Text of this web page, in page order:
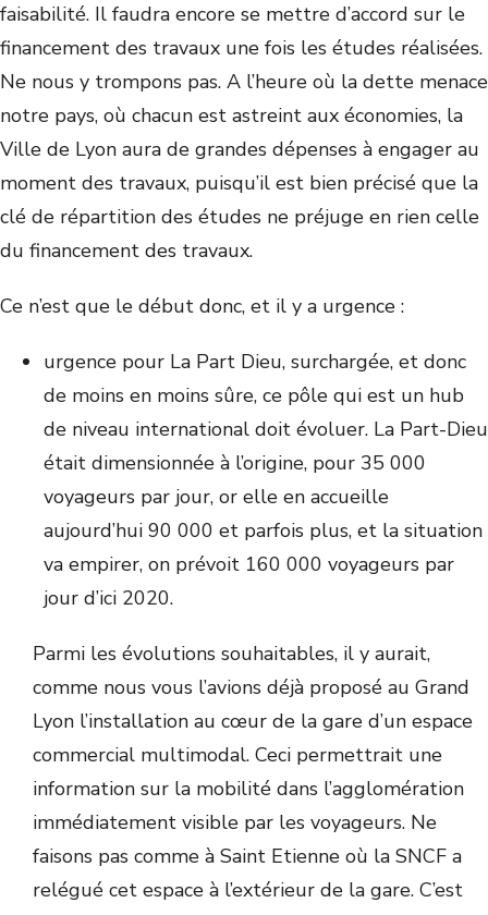
faisabilité. Il faudra encore se mettre d’accord sur le
financement des travaux une fois les études réalisées.
Ne nous y trompons pas. A l’heure où la dette menace
notre pays, où chacun est astreint aux économies, la
Ville de Lyon aura de grandes dépenses à engager au
moment des travaux, puisqu’il est bien précisé que la
clé de répartition des études ne préjuge en rien celle
du financement des travaux.
Ce n’est que le début donc, et il y a urgence :
urgence pour La Part Dieu, surchargée, et donc
de moins en moins sûre, ce pôle qui est un hub
de niveau international doit évoluer. La Part-Dieu
était dimensionnée à l’origine, pour 35 000
voyageurs par jour, or elle en accueille
aujourd’hui 90 000 et parfois plus, et la situation
va empirer, on prévoit 160 000 voyageurs par
jour d’ici 2020.
Parmi les évolutions souhaitables, il y aurait,
comme nous vous l’avions déjà proposé au Grand
Lyon l’installation au cœur de la gare d’un espace
commercial multimodal. Ceci permettrait une
information sur la mobilité dans l’agglomération
immédiatement visible par les voyageurs. Ne
faisons pas comme à Saint Etienne où la SNCF a
relégué cet espace à l’extérieur de la gare. C’est